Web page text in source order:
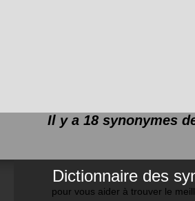
Il y a 18 synonymes
Dictionnaire des
pour vous aider à trouver le